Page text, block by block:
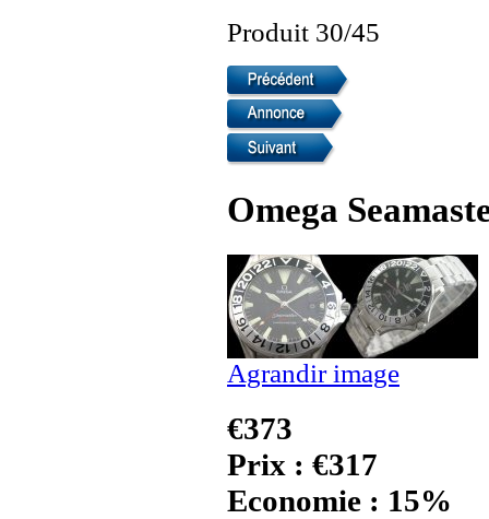
Produit 30/45
Omega
Agrandir image
€373
Prix : €317
Economie : 15%